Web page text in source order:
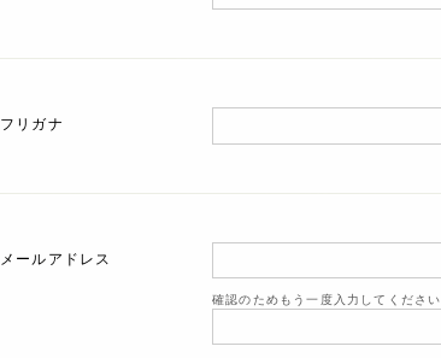
フリガナ
メールアドレス
確認のためもう一度入力してください